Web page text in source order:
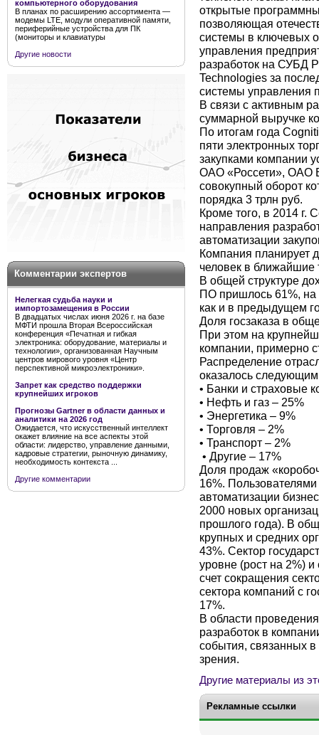
компьютерного оборудования
В планах по расширению ассортимента —
модемы LTE, модули оперативной памяти,
периферийные устройства для ПК
(мониторы и клавиатуры
Другие новости
Комментарии экспертов
Нелегкая судьба науки и
импортозамещения в России
В двадцатых числах июня 2026 г. на базе
МФТИ прошла Вторая Всероссийская
конференция «Печатная и гибкая
электроника: оборудование, материалы и
технологии», организованная Научным
центров мирового уровня «Центр
перспективной микроэлектроники».
Запрет как средство поддержки
крупнейших игроков
Прогнозы Gartner в области данных и
аналитики на 2026 год
Ожидается, что искусственный интеллект
окажет влияние на все аспекты этой
области: лидерство, управление данными,
кадровые стратегии, рыночную динамику,
необходимость контекста ...
Другие комментарии
открытые
позволяющая
системы в ключевых
управления
разработок на СУБД
Technologies за
системы управления
В связи с активным
суммарной выручке
По итогам года
пяти электронных
закупками компании
ОАО «Россети», ОАО
совокупный оборот
порядка 3 трлн руб.
Кроме того, в 2014 г.
направления
автоматизации
Компания планирует
человек в ближайшие
В общей структуре
ПО пришлось 61%, на
как и в предыдущем
Доля госзаказа в
При этом на
компании, примерно
Распределение
оказалось
• Банки и страховые
• Нефть и газ – 25%
• Энергетика – 9%
• Торговля – 2%
• Транспорт – 2%
• Другие – 17%
Доля продаж
16%.
автоматизации
2000 новых
прошлого года). В
крупных и средних
43%. Сектор
уровне (рост на 2%)
счет сокращения
сектора компаний с
17%.
В области
разработок в
события, связанных
зрения.
Другие материалы из
Рекламные ссылки